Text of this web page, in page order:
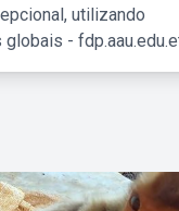
utilizando
-